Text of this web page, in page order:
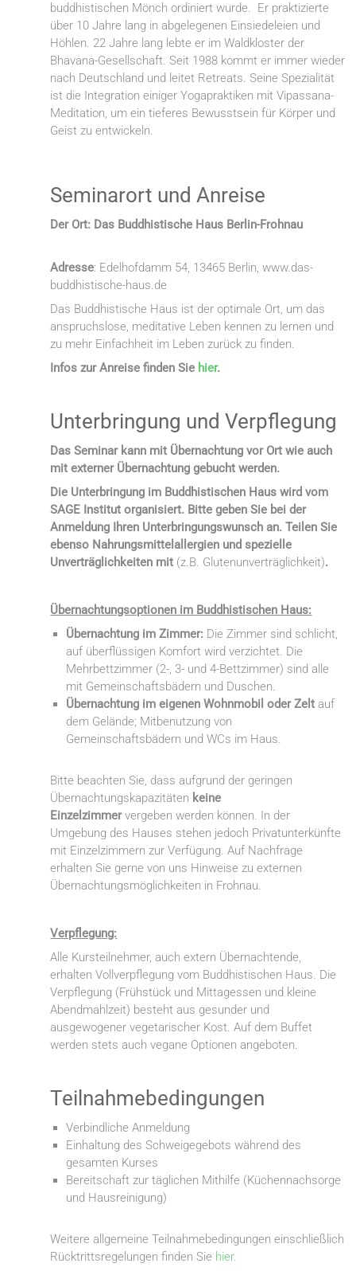
buddhistischen Mönch ordiniert wurde. Er praktizierte
über 10 Jahre lang in abgelegenen Einsiedeleien und
Höhlen. 22 Jahre lang lebte er im Waldkloster der
Bhavana-Gesellschaft. Seit 1988 kommt er immer wieder
nach Deutschland und leitet Retreats. Seine Spezialität
ist die Integration einiger Yogapraktiken mit Vipassana-
Meditation, um ein tieferes Bewusstsein für Körper und
Geist zu entwickeln.
Seminarort und Anreise
Der Ort: Das Buddhistische Haus Berlin-Frohnau
Adresse: Edelhofdamm 54, 13465 Berlin, www.das-
buddhistische-haus.de
Das Buddhistische Haus ist der optimale Ort, um das
anspruchslose, meditative Leben kennen zu lernen und
zu mehr Einfachheit im Leben zurück zu finden.
Infos zur Anreise finden Sie hier.
Unterbringung und Verpflegung
Das Seminar kann mit Übernachtung vor Ort wie auch
mit externer Übernachtung gebucht werden.
Die Unterbringung im Buddhistischen Haus wird vom
SAGE Institut organisiert. Bitte geben Sie bei der
Anmeldung Ihren Unterbringungswunsch an. Teilen Sie
ebenso Nahrungsmittelallergien und spezielle
Unverträglichkeiten mit (z.B. Glutenunverträglichkeit).
Übernachtungsoptionen im Buddhistischen Haus:
Übernachtung im Zimmer: Die Zimmer sind schlicht,
auf überflüssigen Komfort wird verzichtet. Die
Mehrbettzimmer (2-, 3- und 4-Bettzimmer) sind alle
mit Gemeinschaftsbädern und Duschen.
Übernachtung im eigenen Wohnmobil oder Zelt auf
dem Gelände; Mitbenutzung von
Gemeinschaftsbädern und WCs im Haus.
Bitte beachten Sie, dass aufgrund der geringen
Übernachtungskapazitäten keine
Einzelzimmervergeben werden können. In der
Umgebung des Hauses stehen jedoch Privatunterkünfte
mit Einzelzimmern zur Verfügung. Auf Nachfrage
erhalten Sie gerne von uns Hinweise zu externen
Übernachtungsmöglichkeiten in Frohnau.
Verpflegung:
Alle Kursteilnehmer, auch extern Übernachtende,
erhalten Vollverpflegung vom Buddhistischen Haus. Die
Verpflegung (Frühstück und Mittagessen und kleine
Abendmahlzeit) besteht aus gesunder und
ausgewogener vegetarischer Kost. Auf dem Buffet
werden stets auch vegane Optionen angeboten.
Teilnahmebedingungen
Verbindliche Anmeldung
Einhaltung des Schweigegebots während des
gesamten Kurses
Bereitschaft zur täglichen Mithilfe (Küchennachsorge
und Hausreinigung)
Weitere allgemeine Teilnahmebedingungen einschließlich
Rücktrittsregelungen finden Sie hier.